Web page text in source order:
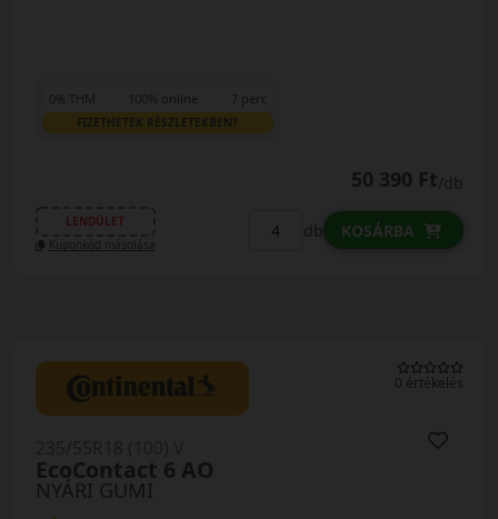
0% THM 100% online 7 perc
FIZETHETEK RÉSZLETEKBEN?
50 390 Ft/db
LENDÜLET
Kuponkód másolása
db KOSÁRBA
0 értékelés
NYÁRI GUMI
EcoContact 6 AO